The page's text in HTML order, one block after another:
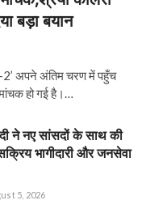
बड़ा बयान
2’ अपने अंतिम चरण में पहुँच
हो गई है।…
ने नए सांसदों के साथ की
भागीदारी और जनसेवा
5, 2026